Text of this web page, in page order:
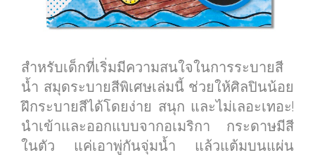
สำหรับเด็กที่เริ่มมีความสนใจในการระบายสี
น้ำ สมุดระบายสีพิเศษเล่มนี้ ช่วยให้ศิลปินน้อย
ฝึกระบายสีได้โดยง่าย สนุก และไม่เลอะเทอะ!
นำเข้าและออกแบบจากอเมริกา กระดาษมีสี
ในตัว แค่เอาพู่กันจุ่มน้ำ แล้วแต้มบนแผ่น